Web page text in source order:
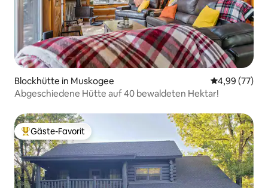
Blockhütte in Muskogee
4,99 (77)
Abgeschiedene Hütte auf 40 bewaldeten Hektar!
Beliebter Gäste-Favorit.
Gäste-Favorit